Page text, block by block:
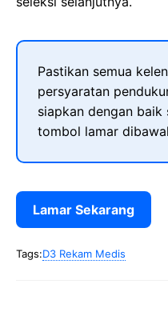
Pastikan semua
persyaratan
siapkan dengan baik
tombol lamar
Lamar Sekarang
Tags:D3 Rekam Medis